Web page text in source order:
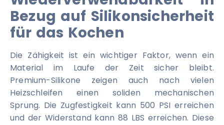
Bezug auf Silikonsicherheit
für das Kochen
Die Zähigkeit ist ein wichtiger Faktor, wenn ein
Material im Laufe der Zeit sicher bleibt.
Premium-Silikone zeigen auch nach vielen
Heizschleifen einen soliden mechanischen
Sprung. Die Zugfestigkeit kann 500 PSI erreichen
und der Widerstand kann 88 LBS erreichen. Diese